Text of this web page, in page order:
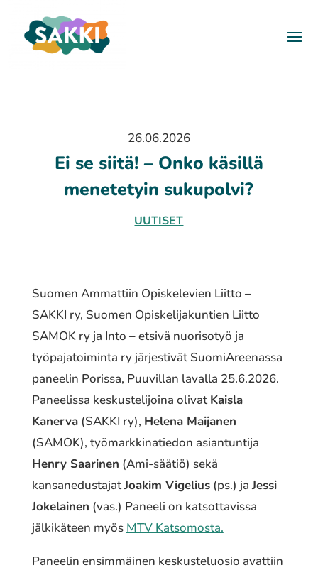
26.06.2026
Ei se siitä! – Onko käsillä
menetetyin sukupolvi?
UUTISET
Suomen Ammattiin Opiskelevien Liitto –
SAKKI ry, Suomen Opiskelijakuntien Liitto
SAMOK ry ja Into – etsivä nuorisotyö ja
työpajatoiminta ry järjestivät SuomiAreenassa
paneelin Porissa, Puuvillan lavalla 25.6.2026.
Paneelissa keskustelijoina olivatKaisla
Kanerva(SAKKI ry), Helena Maijanen
(SAMOK), työmarkkinatiedon asiantuntija
Henry Saarinen (Ami-säätiö) sekä
kansanedustajatJoakim Vigelius(ps.) jaJessi
Jokelainen (vas.) Paneeli on katsottavissa
jälkikäteen myös MTV Katsomosta.
Paneelin ensimmäinen keskusteluosio avattiin